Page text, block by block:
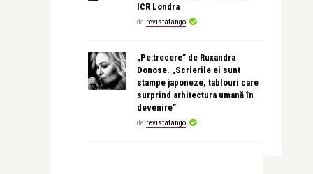
ICR Londra
de revistatango
„Pe:trecere” de Ruxandra
Donose. „Scrierile ei sunt
stampe japoneze, tablouri care
surprind arhitectura umană în
devenire”
de revistatango